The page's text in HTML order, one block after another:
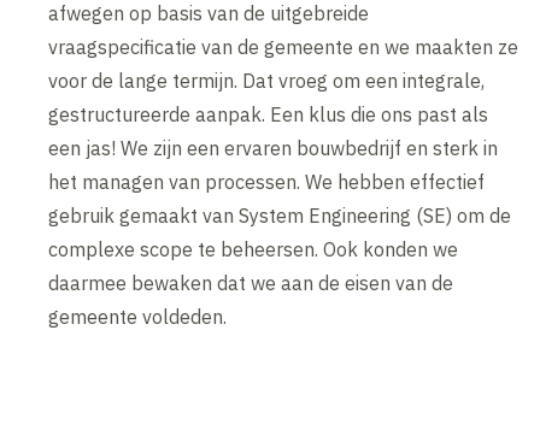
afwegen op basis van de uitgebreide
vraagspecificatie van de gemeente en we maakten ze
voor de lange termijn. Dat vroeg om een integrale,
gestructureerde aanpak. Een klus die ons past als
een jas! We zijn een ervaren bouwbedrijfen sterk in
het managen van processen. We hebben effectief
gebruik gemaakt van System Engineering (SE) om de
complexe scope te beheersen. Ook konden we
daarmee bewaken dat we aan de eisen van de
gemeente voldeden.